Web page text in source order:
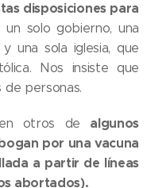
disposiciones para
un solo gobierno, una
una sola iglesia, que
Nos insiste que
de personas.
otros de algunos
por una vacuna
a partir de líneas
abortados).